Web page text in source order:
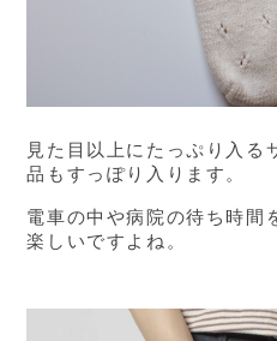
見た目以上にたっぷり入る
品もすっぽり入ります。
電車の中や病院の待ち時間
楽しいですよね。